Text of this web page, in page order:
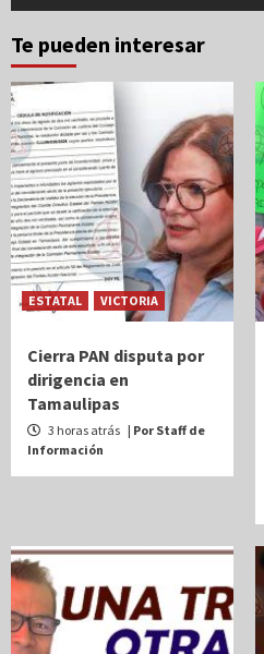
Te pueden interesar
ESTATAL VICTORIA
Cierra PAN disputa por
dirigencia en
Tamaulipas
3 horas atrás | Por Staff de
Información